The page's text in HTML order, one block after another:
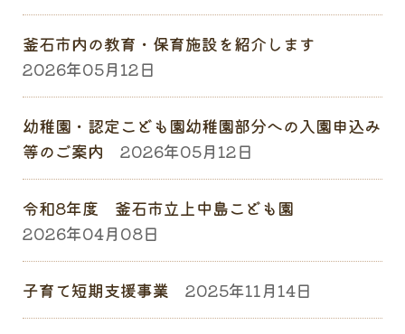
釜石市内の教育・保育施設を紹介します
2026年05月12日
幼稚園・認定こども園幼稚園部分への入園申込み
等のご案内
2026年05月12日
令和8年度 釜石市立上中島こども園
2026年04月08日
子育て短期支援事業 2025年11月14日